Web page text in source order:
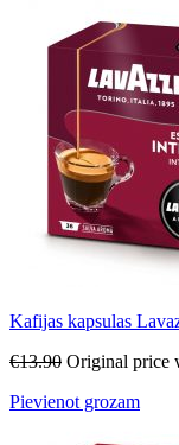
Kafijas kapsulas
€13.90 Original price
Pievienot grozam